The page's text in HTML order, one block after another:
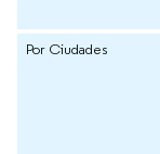
Por Ciudades